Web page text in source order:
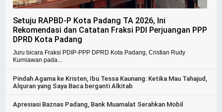
Setuju RAPBD-P Kota Padang TA 2026, Ini
Rekomendasi dan Catatan Fraksi PDI Perjuangan PPP
DPRD Kota Padang
Juru bicara Fraksi PDIP-PPP DPRD Kota Padang, Cristian Rudy
Kurniawan pada...
Pindah Agama ke Kristen, Ibu Tessa Kaunang: Ketika Mau Tahajud,
Alquran yang Saya Baca berganti Alkitab
Apresiasi Baznas Padang, Bank Muamalat Serahkan Mobil